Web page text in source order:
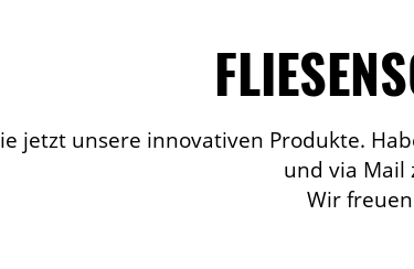
jetzt unsere innovativen Produkte.
und via Mail
Wir